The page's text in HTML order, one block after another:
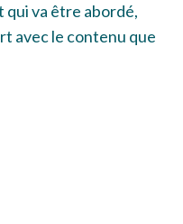
qui va être abordé,
avec le contenu que